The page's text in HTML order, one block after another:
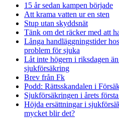
15 år sedan kampen började
Att krama vatten ur en sten
Stup utan skyddsnät
Tänk om det räcker med att
Långa handläggningstider
problem för sjuka
Låt inte högern i riksdagen
sjukförsäkring
Brev från Fk
Podd: Rättsskandalen i
Sjukförsäkringen i årets
Höjda ersättningar i
mycket blir det?